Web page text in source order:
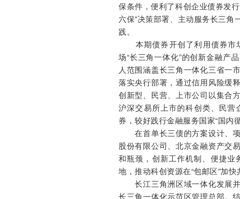
保条件，便利了科创企业债券发
六保”决策部署、主动服务长三
践。
本期债券开创了利用债券市
场“长三角一体化”的创新金融产
人范围涵盖长三角一体化三省一
落实央行部署，通过信用风险缓
创新型、民营、上市公司以集合
沪深交易所上市的科创类、民
券，较好践行金融服务国家“国内
在首单长三债的方案设计、项
股份有限公司、北京金融资产交
和瓶颈，创新工作机制、便捷业
地，推动科创资源在“包邮区”加快
长江三角洲区域一体化发展并
长三角一体化示范区管理总部。